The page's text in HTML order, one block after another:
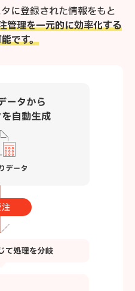
に登録された情報をもと
管理を一元的に効率化する
です。